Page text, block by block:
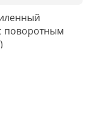
поворотным